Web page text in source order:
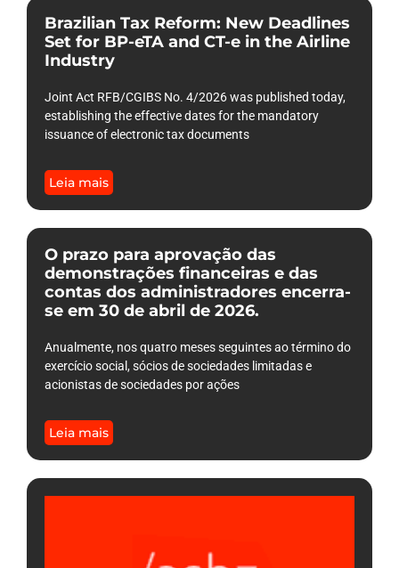
Brazilian Tax Reform: New Deadlines
Set for BP-eTA and CT-e in the Airline
Industry
Joint Act RFB/CGIBS No. 4/2026 was published today,
establishing the effective dates for the mandatory
issuance of electronic tax documents
Leia mais
O prazo para aprovação das
demonstrações financeiras e das
contas dos administradores encerra-
se em 30 de abril de 2026.
Anualmente, nos quatro meses seguintes ao término do
exercício social, sócios de sociedades limitadas e
acionistas de sociedades por ações
Leia mais